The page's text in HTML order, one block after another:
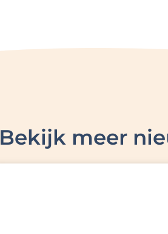
Bekijk meer